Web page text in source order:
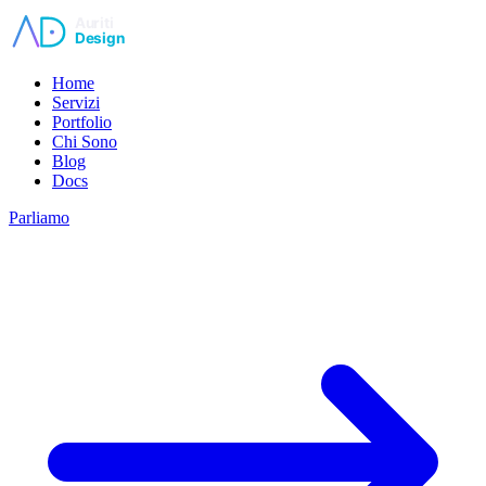
Vai al contenuto principale
Home
Servizi
Portfolio
Chi Sono
Blog
Docs
Parliamo